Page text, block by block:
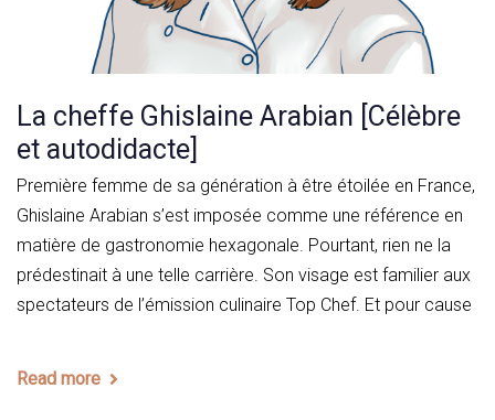
La cheffe Ghislaine Arabian [Célèbre
et autodidacte]
Première femme de sa génération à être étoilée en France,
Ghislaine Arabian s’est imposée comme une référence en
matière de gastronomie hexagonale. Pourtant, rien ne la
prédestinait à une telle carrière. Son visage est familier aux
spectateurs de l’émission culinaire Top Chef. Et pour cause
Read more